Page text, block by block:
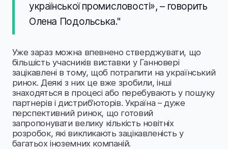
української промисловості», – говорить
Олена Подольська."
Уже зараз можна впевнено стверджувати, що
більшість учасників виставки у Ганновері
зацікавлені в тому, щоб потрапити на український
ринок. Деякі з них це вже зробили, інші
знаходяться в процесі або перебувають у пошуку
партнерів і дистриб’юторів. Україна – дуже
перспективний ринок, що готовий
запропонувати велику кількість новітніх
розробок, які викликають зацікавленість у
багатьох іноземних компаній.